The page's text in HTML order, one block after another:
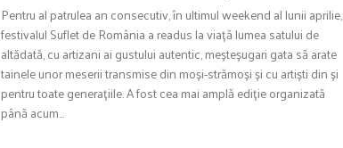
Pentru al patrulea an consecutiv, în ultimul weekend al lunii aprilie,
festivalul Suflet de România a readus la viață lumea satului de
altădată, cu artizani ai gustului autentic, meșteșugari gata să arate
tainele unor meserii transmise din moși-strămoși și cu artiști din și
pentru toate generațiile. A fost cea mai amplă ediție organizată
până acum…